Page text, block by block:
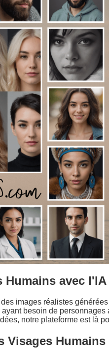
Humains avec l'IA
images réalistes
besoin de personnages
notre plateforme est là
Visages Humains